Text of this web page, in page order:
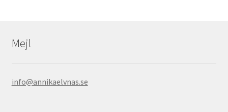
Mejl
info@annikaelvnas.se